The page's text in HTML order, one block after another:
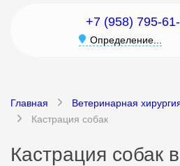
+7 (958) 795-
Определение...
Главная Ветеринарная
Кастрация собак
Кастрация собак